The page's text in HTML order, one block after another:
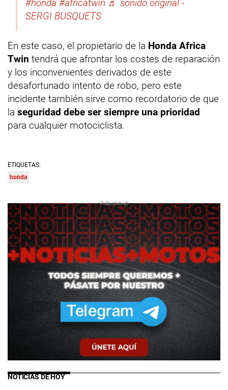
#honda #africatwin ♬ sonido original -
SERGI BUSQUETS
En este caso, el propietario de la Honda Africa
Twin tendrá que afrontar los costes de reparación
y los inconvenientes derivados de este
desafortunado intento de robo, pero este
incidente también sirve como recordatorio de que
la seguridad debe ser siempre una prioridad
para cualquier motociclista.
ETIQUETAS:
honda
NOTICIAS DE HOY